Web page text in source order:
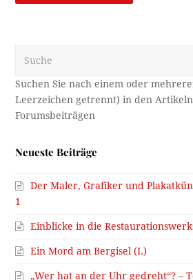
Neueste Beiträge
Der Maler, Grafiker und
1
Einblicke in die
Ein Mord am Bergisel (I.)
„Wer hat an der Uhr gedreht“? –